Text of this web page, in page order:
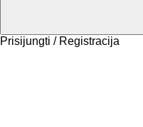
Prisijungti / Registracija